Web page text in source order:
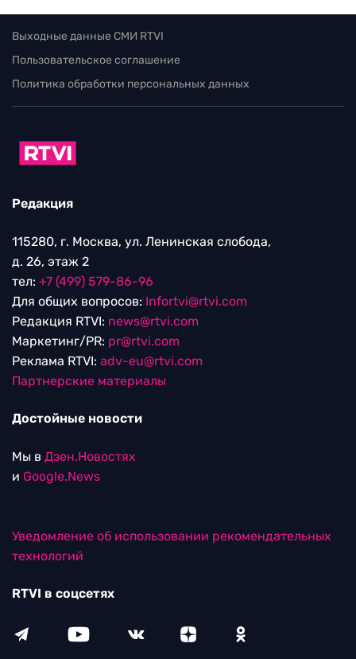
Выходные данные СМИ RTVI
Пользовательское соглашение
Политика обработки персональных данных
Редакция
115280, г. Москва, ул. Ленинская слобода,
д. 26, этаж 2
тел: +7 (499) 579-86-96
Для общих вопросов: Infortvi@rtvi.com
Редакция RTVI: news@rtvi.com
Маркетинг/PR: pr@rtvi.com
Реклама RTVI: adv-eu@rtvi.com
Партнерские материалы
Достойные новости
Мы в Дзен.Новостях
и Google.News
Уведомление об использовании рекомендательных
технологий
RTVI в соцсетях